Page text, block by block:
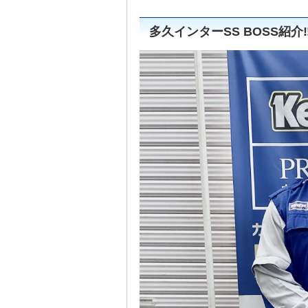
多久インターSS BOSS紹介